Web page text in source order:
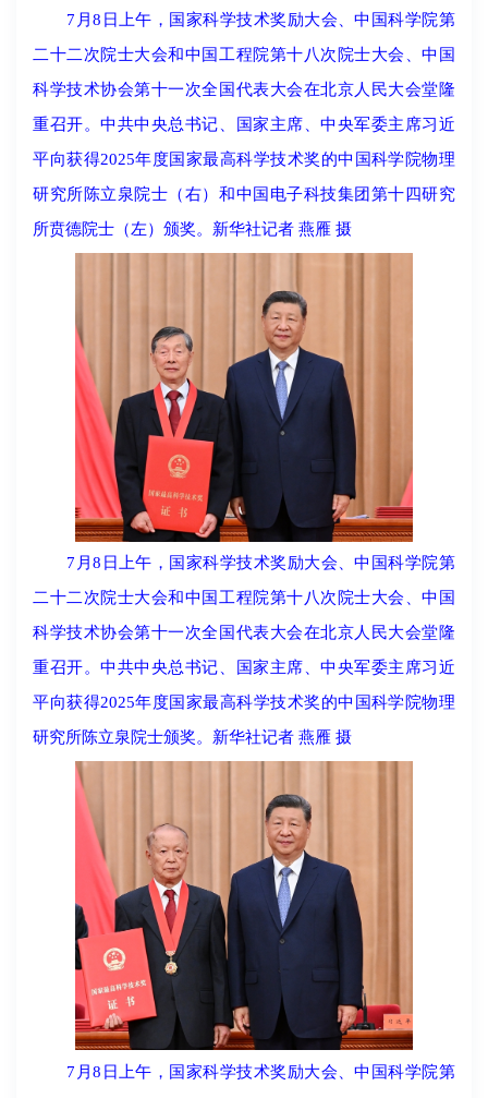
7月8日上午，国家科学技术奖励大会、中国科学院第
二十二次院士大会和中国工程院第十八次院士大会、中国
科学技术协会第十一次全国代表大会在北京人民大会堂隆
重召开。中共中央总书记、国家主席、中央军委主席习近
平向获得2025年度国家最高科学技术奖的中国科学院物理
研究所陈立泉院士（右）和中国电子科技集团第十四研究
所贲德院士（左）颁奖。新华社记者 燕雁 摄
7月8日上午，国家科学技术奖励大会、中国科学院第
二十二次院士大会和中国工程院第十八次院士大会、中国
科学技术协会第十一次全国代表大会在北京人民大会堂隆
重召开。中共中央总书记、国家主席、中央军委主席习近
平向获得2025年度国家最高科学技术奖的中国科学院物理
研究所陈立泉院士颁奖。新华社记者 燕雁 摄
7月8日上午，国家科学技术奖励大会、中国科学院第